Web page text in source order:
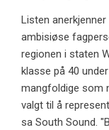
Listen
ambisiøse
regionen i staten
klasse på 40
mangfoldige som
valgt til å
sa South Sound.